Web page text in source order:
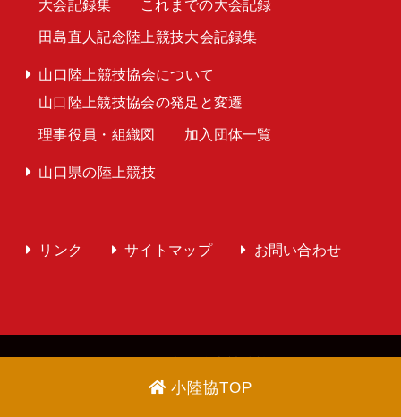
小陸協TOP
大会記録集
これまでの大会記録
田島直人記念陸上競技大会記録集
山口陸上競技協会について
山口陸上競技協会の発足と変遷
理事役員・組織図 加入団体一覧
山口県の陸上競技
リンク サイトマップ お問い合わせ
Reserved.